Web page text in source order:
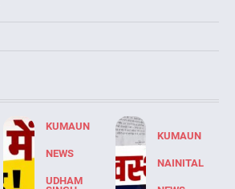
KUMAUN
NEWS
UDHAM
KUMAUN
NAINITAL